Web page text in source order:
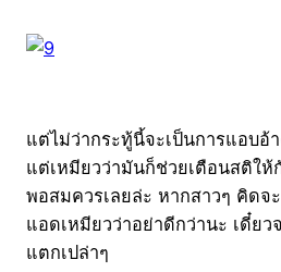
แต่ไม่ว่ากระทู้นี้จะเป็นการแอบอ้
แต่เหมียวว่ามันก็ช่วยเตือนสติให้
พอสมควรเลยล่ะ หากสาวๆ คิด
แอดเหมียวว่าอย่าดีกว่านะ เดี๋ยว
แตกเปล่าๆ